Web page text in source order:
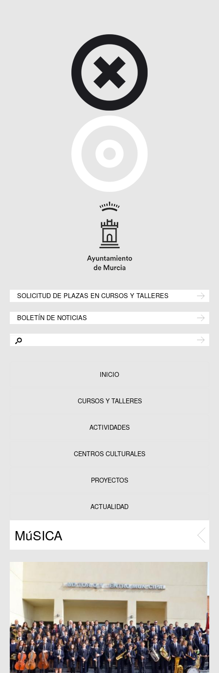
SOLICITUD DE PLAZAS EN CURSOS Y TALLERES
BOLETÍN DE NOTICIAS
INICIO
CURSOS Y TALLERES
ACTIVIDADES
CENTROS CULTURALES
PROYECTOS
Programas
ACTUALIDAD
MúSICA